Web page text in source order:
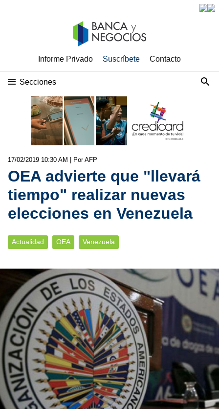
Informe Privado Suscríbete Contacto
Secciones
17/02/2019 10:30 AM | Por AFP
OEA advierte que "llevará
tiempo" realizar nuevas
elecciones en Venezuela
Actualidad OEA Venezuela